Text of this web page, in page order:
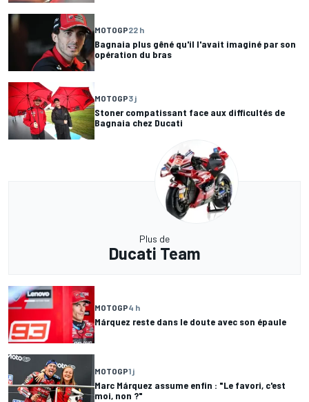
MOTOGP22 h
Bagnaia plus gêné qu'il l'avait imaginé par son
opération du bras
MOTOGP3 j
Stoner compatissant face aux difficultés de
Bagnaia chez Ducati
Plus de
Ducati Team
MOTOGP4 h
Márquez reste dans le doute avec son épaule
MOTOGP1 j
Marc Márquez assume enfin : "Le favori, c'est
moi, non ?"